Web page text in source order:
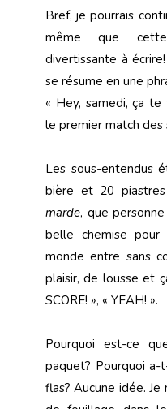
Bref, je pourrais
même que
divertissante à
se résume en une
« Hey, samedi, ça
le premier match des
Les sous-entendus
bière et 20
marde, que
belle chemise
monde entre sans
plaisir, de lousse et
SCORE! », « YEAH! ».
Pourquoi est-ce
paquet? Pourquoi a-
flas? Aucune idée. Je